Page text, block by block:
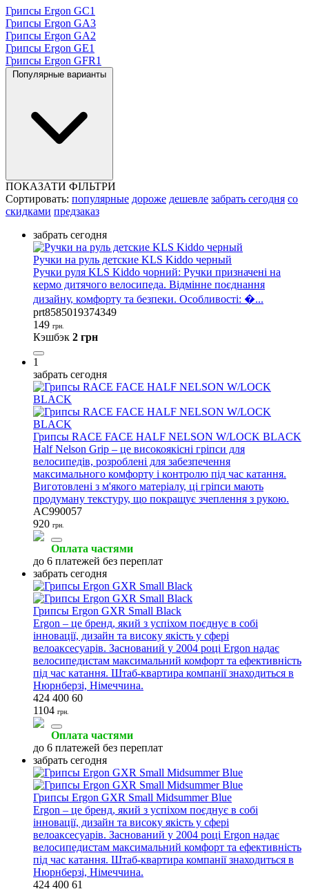
Грипсы Ergon GC1
Грипсы Ergon GA3
Грипсы Ergon GA2
Грипсы Ergon GE1
Грипсы Ergon GFR1
Популярные варианты
ПОКАЗАТИ ФІЛЬТРИ
Сортировать: популярные дороже дешевле забрать сегодня со
скидками предзаказ
забрать сегодня
Ручки на руль детские KLS Kiddo черный
Ручки руля KLS Kiddo чорний: Ручки призначені на
кермо дитячого велосипеда. Відмінне поєднання
дизайну, комфорту та безпеки. Особливості: �...
prt8585019374349
149 грн.
Кэшбэк 2 грн
1
забрать сегодня
Грипсы RACE FACE HALF NELSON W/LOCK BLACK
Half Nelson Grip – це високоякісні гріпси для
велосипедів, розроблені для забезпечення
максимального комфорту і контролю під час катання.
Виготовлені з м'якого матеріалу, ці гріпси мають
продуману текстуру, що покращує зчеплення з рукою.
AC990057
920 грн.
Оплата частями
до 6 платежей без переплат
забрать сегодня
Грипсы Ergon GXR Small Black
Ergon – це бренд, який з успіхом поєднує в собі
інновації, дизайн та високу якість у сфері
велоаксесуарів. Заснований у 2004 році Ergon надає
велосипедистам максимальний комфорт та ефективність
під час катання. Штаб-квартира компанії знаходиться в
Нюрнберзі, Німеччина.
424 400 60
1104 грн.
Оплата частями
до 6 платежей без переплат
забрать сегодня
Грипсы Ergon GXR Small Midsummer Blue
Ergon – це бренд, який з успіхом поєднує в собі
інновації, дизайн та високу якість у сфері
велоаксесуарів. Заснований у 2004 році Ergon надає
велосипедистам максимальний комфорт та ефективність
під час катання. Штаб-квартира компанії знаходиться в
Нюрнберзі, Німеччина.
424 400 61